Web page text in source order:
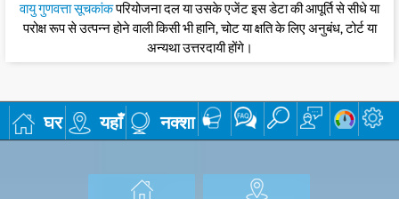
वायु गुणवत्ता सूचकांकपरियोजना दल या उसके एजेंट इस डेटा की आपूर्ति से सीधे या
परोक्ष रूप से उत्पन्न होने वाली किसी भी हानि, चोट या क्षति के लिए अनुबंध, टोर्ट या
अन्यथा उत्तरदायी होंगे।
घर यहाँ नक्शा